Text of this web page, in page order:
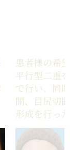
患者様の希
平行型二重
で行い、同
開、目尻切
形成を行っ